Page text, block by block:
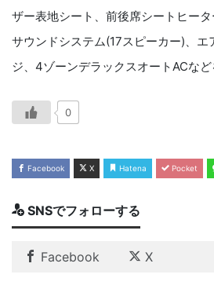
ザー表地シート、前後席シートヒータ
サウンドシステム(17スピーカー)、エ
ジ、 4ゾーンデラックスオートACなど
0
Facebook X Hatena Pocket
SNSでフォローする
Facebook X